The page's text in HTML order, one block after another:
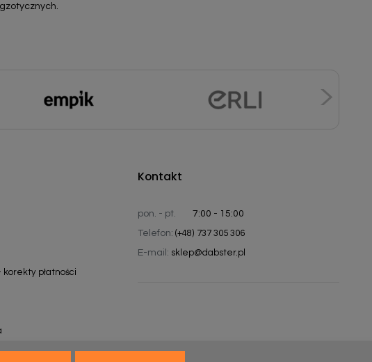
korekty płatności
Kontakt
pon. - pt.
7:00 - 15:00
Telefon: (+48) 737 305 306
E-mail: sklep@dabster.pl